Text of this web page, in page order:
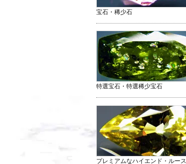
宝石・稀少石
特選宝石・特選稀少宝石
プレミアムなハイエンド・ルース